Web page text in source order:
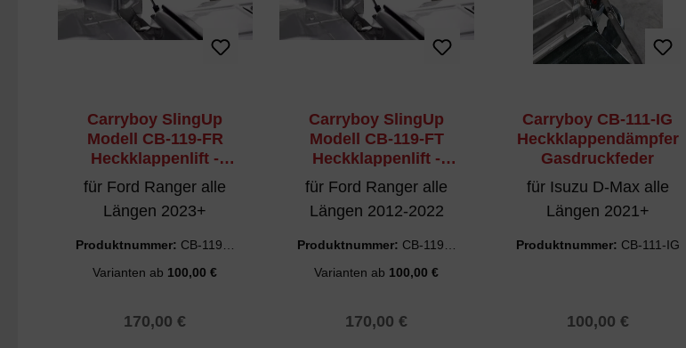
Carryboy SlingUp
Modell CB-119-FR
Heckklappenlift -
beide Richtungen
für Ford Ranger alle
Längen 2023+
Produktnummer: CB-119-F
Varianten ab 100,00 €
Regulärer Preis:
170,00 €
Carryboy SlingUp
Modell CB-119-FT
Heckklappenlift -
beide Richtungen
für Ford Ranger alle
Längen 2012-2022
Produktnummer: CB-119-F
Varianten ab 100,00 €
Regulärer Preis:
170,00 €
Carryboy CB-111-IG
Heckklappendämpfer
Gasdruckfeder
für Isuzu D-Max alle
Längen 2021+
Produktnummer: CB-111-IG
Regulärer Preis:
100,00 €